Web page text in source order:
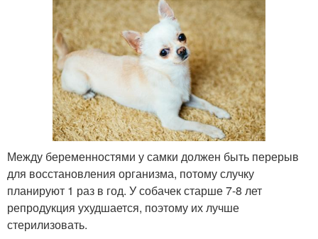
Между беременностями у самки должен быть перерыв
для восстановления организма, потому случку
планируют 1 раз в год. У собачек старше 7-8 лет
репродукция ухудшается, поэтому их лучше
стерилизовать.